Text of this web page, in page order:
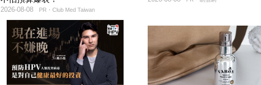
PR・Club Med Taiwan
2026-08-08